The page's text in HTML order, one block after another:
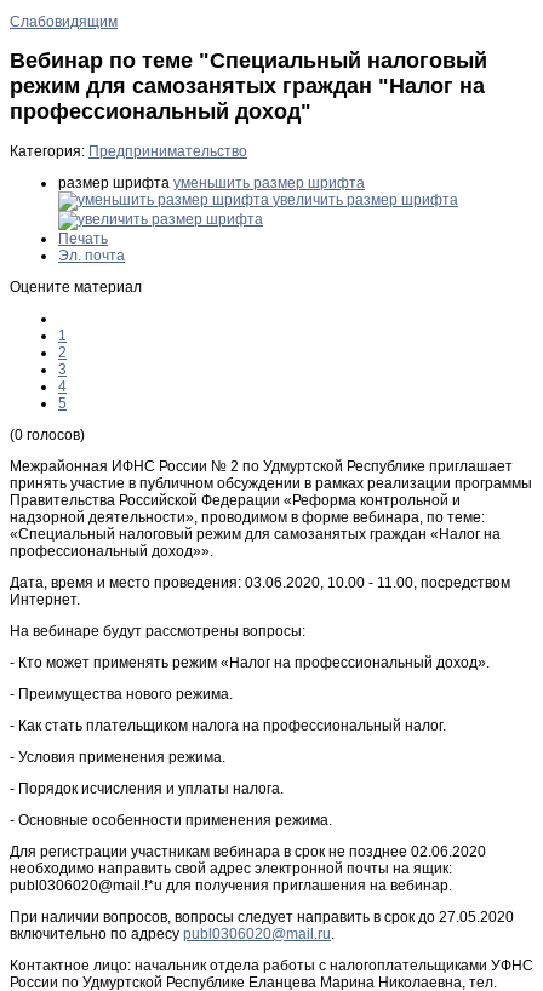
Слабовидящим
Вебинар по теме "Специальный налоговый
режим для самозанятых граждан "Налог на
профессиональный доход"
Категория: Предпринимательство
размер шрифта уменьшить размер шрифта
увеличить размер шрифта
Печать
Эл. почта
Оцените материал
1
2
3
4
5
(0 голосов)
Межрайонная ИФНС России № 2 по Удмуртской Республике приглашает
принять участие в публичном обсуждении в рамках реализации программы
Правительства Российской Федерации «Реформа контрольной и
надзорной деятельности», проводимом в форме вебинара, по теме:
«Специальный налоговый режим для самозанятых граждан «Налог на
профессиональный доход»».
Дата, время и место проведения: 03.06.2020, 10.00 - 11.00, посредством
Интернет.
На вебинаре будут рассмотрены вопросы:
- Кто может применять режим «Налог на профессиональный доход».
- Преимущества нового режима.
- Как стать плательщиком налога на профессиональный налог.
- Условия применения режима.
- Порядок исчисления и уплаты налога.
- Основные особенности применения режима.
Для регистрации участникам вебинара в срок не позднее 02.06.2020
необходимо направить свой адрес электронной почты на ящик:
publ0306020@mail.!*u для получения приглашения на вебинар.
При наличии вопросов, вопросы следует направить в срок до 27.05.2020
включительно по адресу
.
Контактное лицо: начальник отдела работы с налогоплательщиками УФНС
России по Удмуртской Республике Еланцева Марина Николаевна, тел.